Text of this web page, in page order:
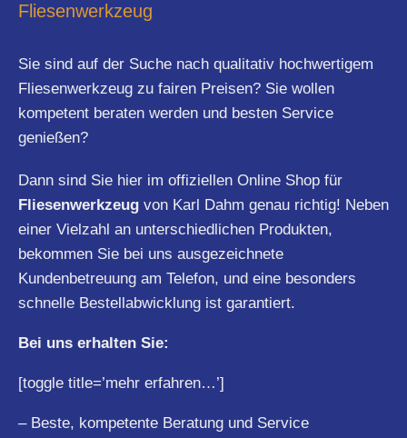
Fliesenwerkzeug
Sie sind auf der Suche nach qualitativ hochwertigem
Fliesenwerkzeug zu fairen Preisen? Sie wollen
kompetent beraten werden und besten Service
genießen?
Dann sind Sie hier im offiziellen Online Shop für
Fliesenwerkzeug von Karl Dahm genau richtig! Neben
einer Vielzahl an unterschiedlichen Produkten,
bekommen Sie bei uns ausgezeichnete
Kundenbetreuung am Telefon, und eine besonders
schnelle Bestellabwicklung ist garantiert.
Bei uns erhalten Sie:
[toggle title=’mehr erfahren…’]
– Beste, kompetente Beratung und Service